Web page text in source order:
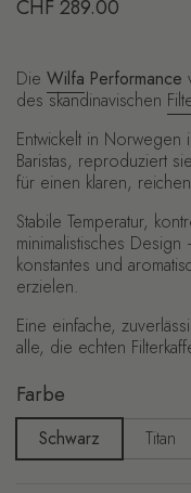
Regulärer Preis
CHF 289.00
Die Wilfa Performance
des skandinavischen
Entwickelt in Norwegen
Baristas, reproduziert
für einen klaren,
Stabile Temperatur,
minimalistisches
konstantes und
erzielen.
Eine einfache,
alle, die echten
Farbe
Schwarz Titan